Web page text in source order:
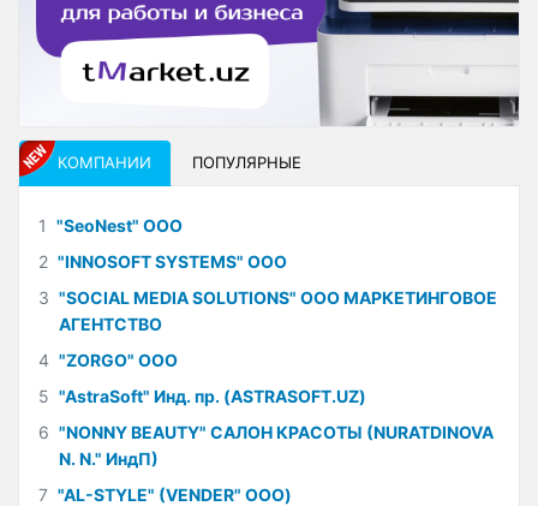
КОМПАНИИ ПОПУЛЯРНЫЕ
1 "SeoNest" ООО
2 "INNOSOFT SYSTEMS" ООО
3 "SOCIAL MEDIA SOLUTIONS" ООО МАРКЕТИНГОВОЕ
АГЕНТСТВО
4 "ZORGO" ООО
5 "AstraSoft" Инд. пр. (ASTRASOFT.UZ)
6 "NONNY BEAUTY" САЛОН КРАСОТЫ (NURATDINOVA
N. N." ИндП)
7 "AL-STYLE" (VENDER" ООО)